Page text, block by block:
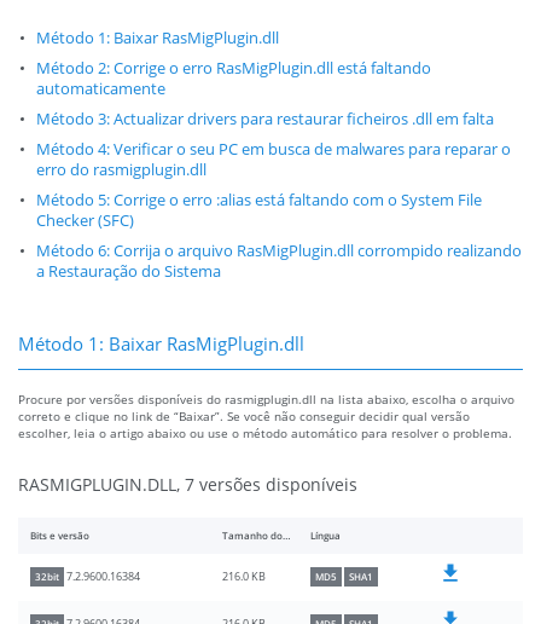
Método 1: Baixar RasMigPlugin.dll
Método 2: Corrige o erro RasMigPlugin.dll está faltando
automaticamente
Método 3: Actualizar drivers para restaurar ficheiros .dll em falta
Método 4: Verificar o seu PC em busca de malwares para reparar o
erro do rasmigplugin.dll
Método 5: Corrige o erro :alias está faltando com o System File
Checker (SFC)
Método 6: Corrija o arquivo RasMigPlugin.dll corrompido realizando
a Restauração do Sistema
Método 1: Baixar RasMigPlugin.dll
Procure por versões disponíveis do rasmigplugin.dll na lista abaixo, escolha o arquivo
correto e clique no link de “Baixar”. Se você não conseguir decidir qual versão
escolher, leia o artigo abaixo ou use o método automático para resolver o problema.
RASMIGPLUGIN.DLL, 7 versões disponíveis
Bits e versão Tamanho do arquivo Língua
32bit 7.2.9600.16384 216.0 KB MD5 SHA1